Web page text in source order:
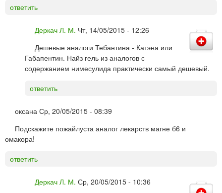
ответить
Деркач Л. М. Чт, 14/05/2015 - 12:26
Дешевые аналоги Тебантина - Катэна или
Габапентин. Найз гель из аналогов с
содержанием нимесулида практически самый дешевый.
ответить
оксана Ср, 20/05/2015 - 08:39
Подскажите пожайлуста аналог лекарств магне б6 и
омакора!
ответить
Деркач Л. М. Ср, 20/05/2015 - 10:36